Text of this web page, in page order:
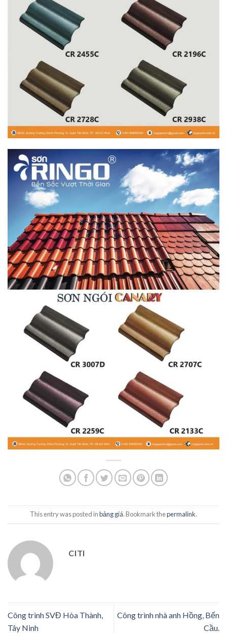
This entry was posted inbảng giá. Bookmark thepermalink.
CITI
Công trình SVĐ Hòa Thành,
Tây Ninh
Công trình nhà anh Hồng, Bến
Cầu.